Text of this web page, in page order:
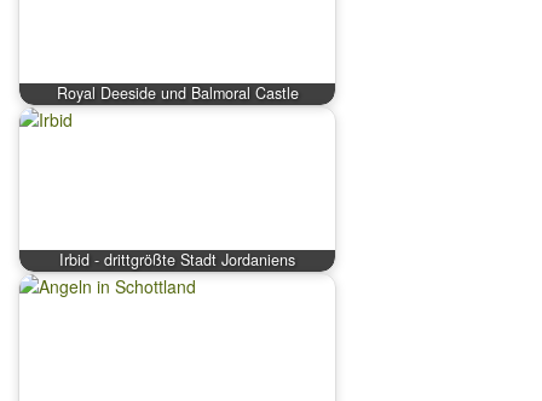
Royal Deeside und Balmoral Castle
Irbid - drittgrößte Stadt Jordaniens